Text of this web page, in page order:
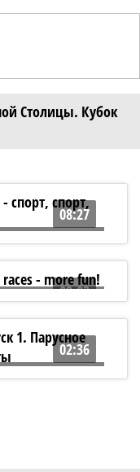
Столицы. Кубок
08:27
спорт, спорт,
09:03
races - more
02:36
1. Парусное